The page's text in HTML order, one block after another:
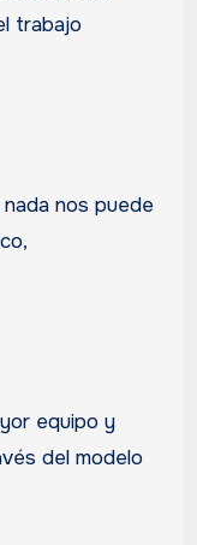
trabajo
nos puede
equipo y
del modelo